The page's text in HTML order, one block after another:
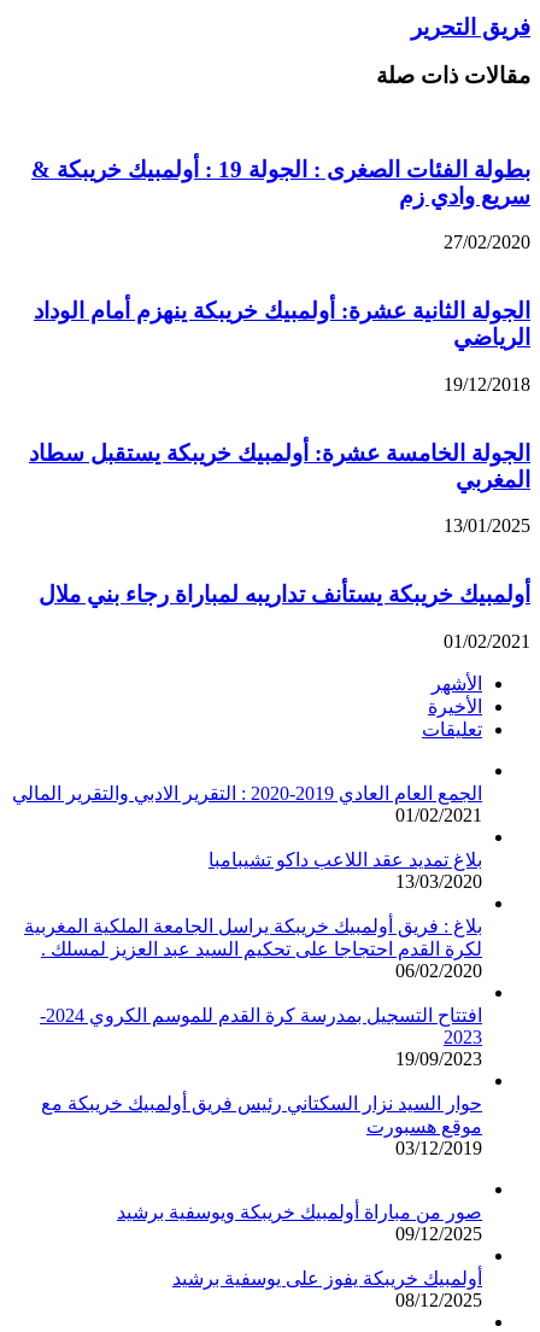
فريق التحرير
مقالات ذات صلة
بطولة الفئات الصغرى : الجولة 19 : أولمبيك خريبكة &
سريع وادي زم
27/02/2020
الجولة الثانية عشرة: أولمبيك خريبكة ينهزم أمام الوداد
الرياضي
19/12/2018
الجولة الخامسة عشرة: أولمبيك خريبكة يستقبل سطاد
المغربي
13/01/2025
أولمبيك خريبكة يستأنف تداريبه لمباراة رجاء بني ملال
01/02/2021
الأشهر
الأخيرة
تعليقات
الجمع العام العادي 2019-2020 : التقرير الادبي والتقرير المالي
01/02/2021
بلاغ تمديد عقد اللاعب داكو تشيبامبا
13/03/2020
بلاغ : فريق أولمبيك خريبكة يراسل الجامعة الملكية المغربية
لكرة القدم احتجاجا على تحكيم السيد عبد العزيز لمسلك .
06/02/2020
افتتاح التسجيل بمدرسة كرة القدم للموسم الكروي 2024-
2023
19/09/2023
حوار السيد نزار السكتاني رئيس فريق أولمبيك خريبكة مع
موقع هسبورت
03/12/2019
صور من مباراة أولمبيك خريبكة ويوسفية برشيد
09/12/2025
أولمبيك خريبكة يفوز على يوسفية برشيد
08/12/2025